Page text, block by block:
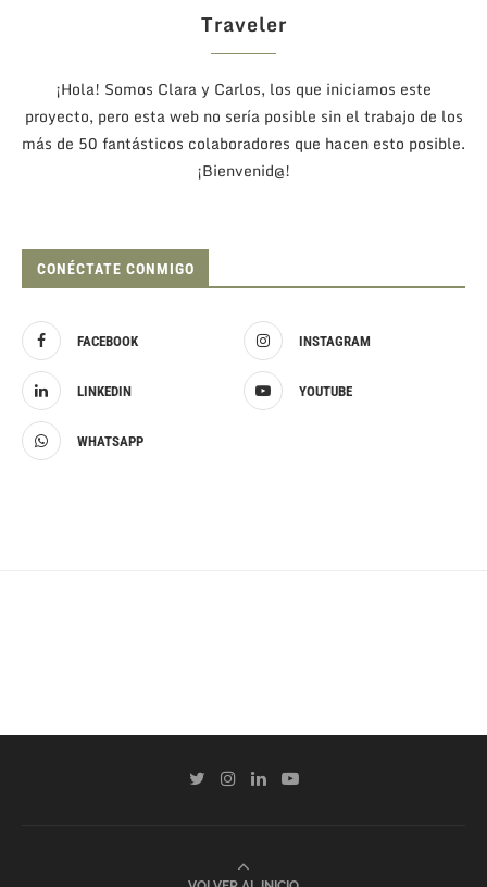
Traveler
¡Hola! Somos Clara y Carlos, los que iniciamos este
proyecto, pero esta web no sería posible sin el trabajo de los
más de 50 fantásticos colaboradores que hacen esto posible.
¡Bienvenid@!
CONÉCTATE CONMIGO
FACEBOOK INSTAGRAM
LINKEDIN YOUTUBE
WHATSAPP